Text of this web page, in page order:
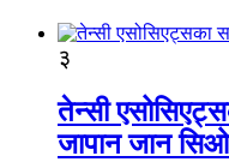
३
तेन्सी
जापान जान